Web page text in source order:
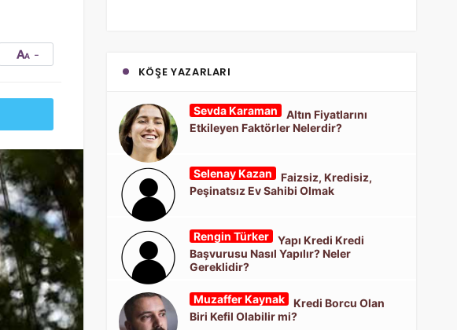
-
KÖŞE YAZARLARI
Sevda Karaman
Altın Fiyatlarını
Etkileyen Faktörler Nelerdir?
Selenay Kazan
Faizsiz, Kredisiz,
Peşinatsız Ev Sahibi Olmak
Rengin Türker
Yapı Kredi Kredi
Başvurusu Nasıl Yapılır? Neler
Gereklidir?
Muzaffer Kaynak
Kredi Borcu Olan
Biri Kefil Olabilir mi?